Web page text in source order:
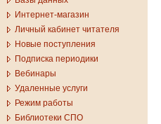
Интернет-магазин
Личный кабинет читателя
Новые поступления
Подписка периодики
Вебинары
Удаленные услуги
Режим работы
Библиотеки СПО